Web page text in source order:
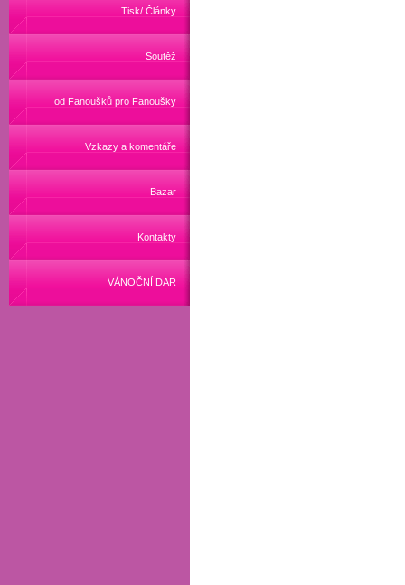
Tisk/ Články
Soutěž
od Fanoušků pro Fanoušky
Vzkazy a komentáře
Bazar
Kontakty
VÁNOČNÍ DAR